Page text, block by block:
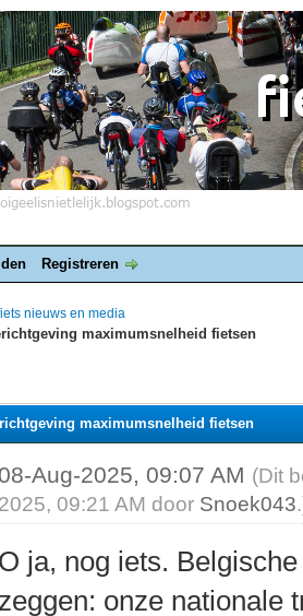
Registreren
nieuws en media
maximumsnelheid fietsen
maximumsnelheid fietsen
08-Aug-2025, 09:07 AM (Dit
2025, 09:21 AM door Snoek043
O ja, nog iets.
zeggen: onze nationale